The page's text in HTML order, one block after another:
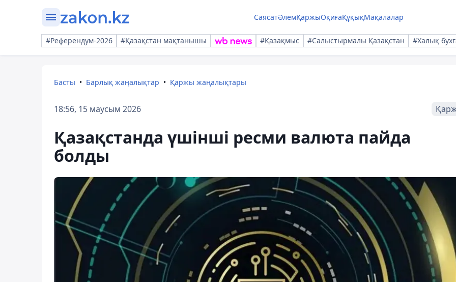
СаясатӘлемҚаржыОқиғаҚұқықМақалалар
#Референдум-2026 #Қазақстан мақтанышы #Қазақмыс #Салыстырмалы Қазақстан #Халық
Басты Барлық жаңалықтар Қаржы жаңалықтары
18:56, 15 маусым 2026
Қазақстанда үшінші ресми валюта пайда
болды